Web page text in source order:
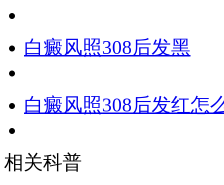
白癜风照308后发黑
白癜风照308后发红怎
相关科普